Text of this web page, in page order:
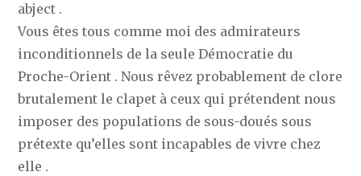
abject .
Vous êtes tous comme moi des admirateurs
inconditionnels de la seule Démocratie du
Proche-Orient . Nous rêvez probablement de clore
brutalement le clapet à ceux qui prétendent nous
imposer des populations de sous-doués sous
prétexte qu’elles sont incapables de vivre chez
elle .